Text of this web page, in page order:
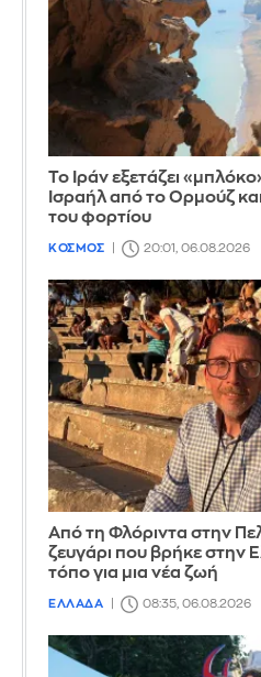
Το Ιράν εξετάζει
Ισραήλ από το Ορμούζ
του φορτίου
ΚΟΣΜΟΣ 20:01, 06.08.2026
Από τη Φλόριντα στην
ζευγάρι που βρήκε στην
τόπο για μια νέα ζωή
ΕΛΛΑΔΑ 08:35, 06.08.2026